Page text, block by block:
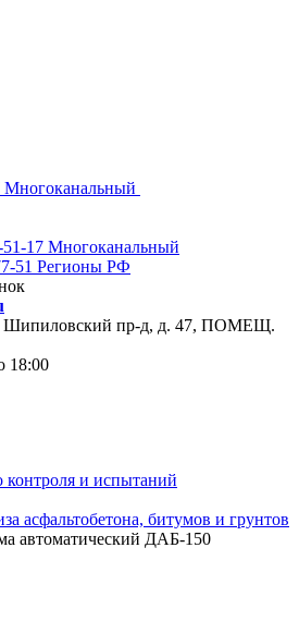
Многоканальный
17 Многоканальный
51 Регионы РФ
Шипиловский пр-д, д. 47, ПОМЕЩ.
18:00
контроля и испытаний
асфальтобетона, битумов и грунтов
автоматический ДАБ-150